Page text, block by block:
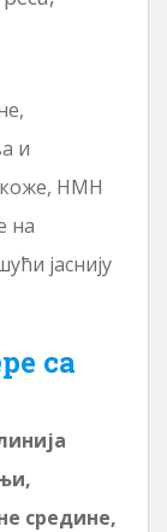
и
НМН
на
јаснију
са
средине,